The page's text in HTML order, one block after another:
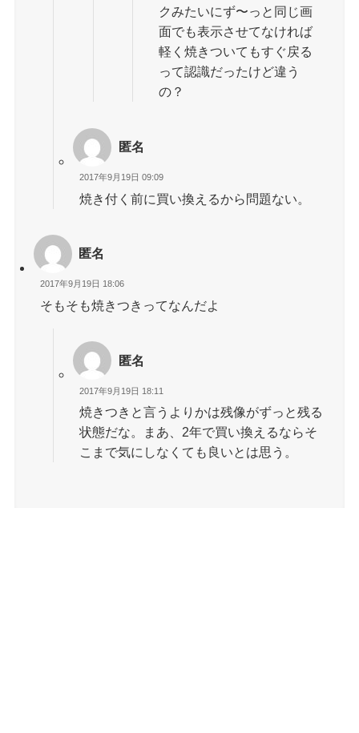
クみたいにず〜っと同じ画
面でも表示させてなければ
軽く焼きついてもすぐ戻る
って認識だったけど違う
の？
匿名
2017年9月19日 09:09
焼き付く前に買い換えるから問題ない。
匿名
2017年9月19日 18:06
そもそも焼きつきってなんだよ
匿名
2017年9月19日 18:11
焼きつきと言うよりかは残像がずっと残る
状態だな。まあ、2年で買い換えるならそ
こまで気にしなくても良いとは思う。